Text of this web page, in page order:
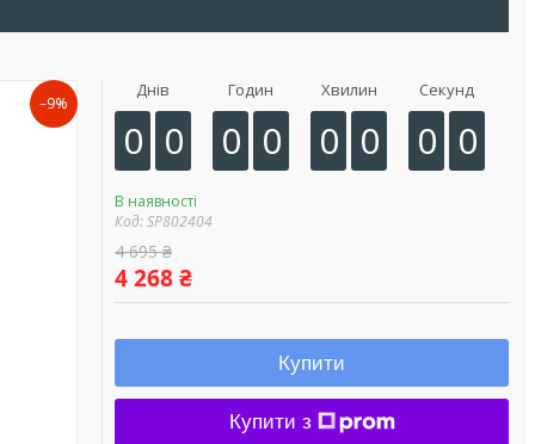
–9%
Днів
0 0
Годин
0 0
Хвилин
0 0
Секунд
0 0
В наявності
Код:SP802404
4 695 ₴
4 268 ₴
Купити
Купити з